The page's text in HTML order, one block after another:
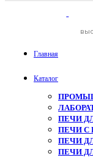
Главная
Каталог
ПЕЧИ
ПЕЧИ С
ПЕЧИ
ПЕЧИ